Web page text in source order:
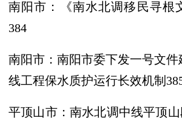
南阳市：《南水北调移民寻根
384
南阳市：南阳市委下发一号文件
线工程保水质护运行长效机制
平顶山市：南水北调中线平顶